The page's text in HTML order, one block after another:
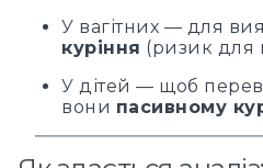
У вагітних — для
куріння (ризик для
У дітей — щоб
вони пасивному